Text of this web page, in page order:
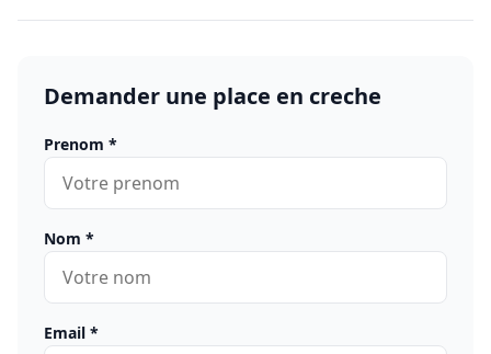
Demander une place en creche
Prenom *
Nom *
Email *